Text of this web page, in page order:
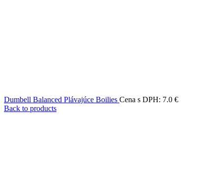
Dumbell Balanced Plávajúce Boilies Cena s DPH: 7.0 €
Back to products